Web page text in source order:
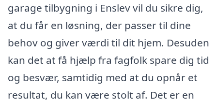
garage tilbygning i Enslev vil du sikre dig,
at du får en løsning, der passer til dine
behov og giver værdi til dit hjem. Desuden
kan det at få hjælp fra fagfolk spare dig tid
og besvær, samtidig med at du opnår et
resultat, du kan være stolt af. Det er en